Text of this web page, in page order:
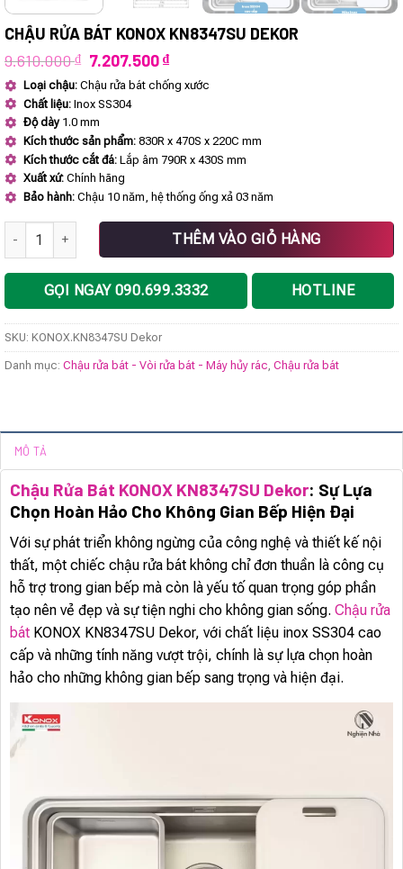
CHẬU RỬA BÁT KONOX KN8347SU DEKOR
9.610.000₫ Giá
gốc
là:
9.610.000 ₫.
7.207.500₫Giá
hiện
tại
Loại chậu: Chậu rửa bát chống xước
Chất liệu: Inox SS304
Độ dày1.0 mm
Kích thước sản phẩm: 830R x 470S x 220C mm
Kích thước cắt đá: Lắp âm 790R x 430S mm
Xuất xứ: Chính hãng
Bảo hành: Chậu 10 năm, hệ thống ống xả 03 năm
Chậu rửa bát KONOX KN8347SU Dekor số lượng
THÊM VÀO GIỎ HÀNG
GỌI NGAY 090.699.3332 HOTLINE
SKU: KONOX.KN8347SU Dekor
Danh mục: Chậu rửa bát - Vòi rửa bát - Máy hủy rác Chậu rửa bát
MÔ TẢ
Chậu Rửa Bát KONOX KN8347SU Dekor: Sự Lựa
Chọn Hoàn Hảo Cho Không Gian Bếp Hiện Đại
Với sự phát triển không ngừng của công nghệ và thiết kế nội
thất, một chiếc chậu rửa bát không chỉ đơn thuần là công cụ
hỗ trợ trong gian bếp mà còn là yếu tố quan trọng góp phần
tạo nên vẻ đẹp và sự tiện nghi cho không gian sống. Chậu rửa
bát KONOX KN8347SU Dekor, với chất liệu inox SS304 cao
cấp và những tính năng vượt trội, chính là sự lựa chọn hoàn
hảo cho những không gian bếp sang trọng và hiện đại.